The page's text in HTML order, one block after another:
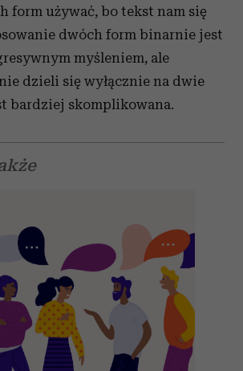
form używać, bo tekst nam się
dwóch form binarnie jest
myśleniem, ale
dzieli się wyłącznie na dwie
bardziej skomplikowana.